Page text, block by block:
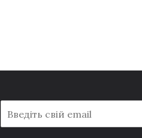
m
a